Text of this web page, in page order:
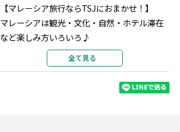
【マレーシア旅行ならTSJにおまかせ！】
マレーシアは観光・文化・自然・ホテル滞在
など楽しみ方いろいろ♪
ご予算やご希望に合わせてアレンジも対応可
全て見る